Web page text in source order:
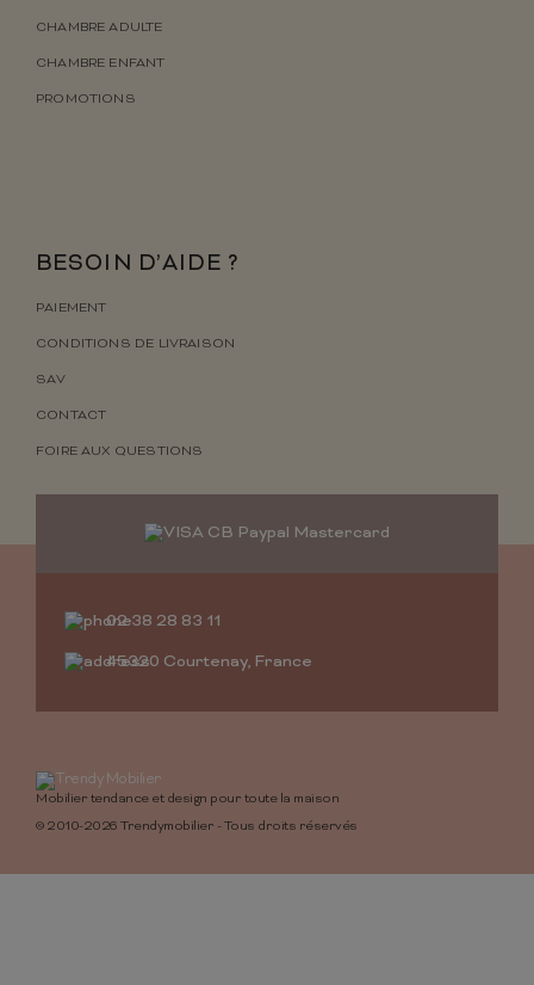
CHAMBRE ADULTE
CHAMBRE ENFANT
PROMOTIONS
BESOIN D’AIDE ?
PAIEMENT
CONDITIONS DE LIVRAISON
SAV
CONTACT
FOIRE AUX QUESTIONS
02 38 28 83 11
45320 Courtenay, France
Mobilier tendance et design pour toute la maison
© 2010-2026 Trendymobilier - Tous droits réservés